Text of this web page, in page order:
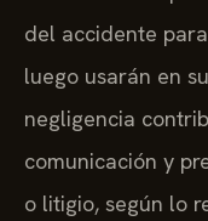
del accidente
luego usarán en
negligencia
comunicación y
o litigio, según lo